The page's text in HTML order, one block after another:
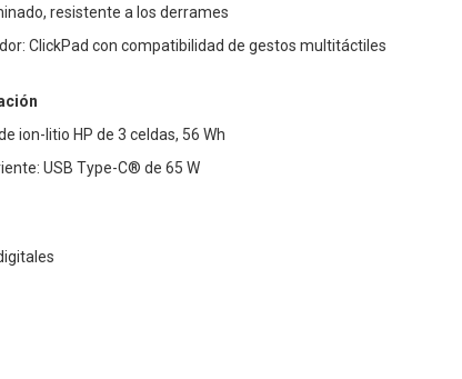
resistente a los derrames
ClickPad con compatibilidad de gestos multitáctiles
ion-litio HP de 3 celdas, 56 Wh
USB Type-C® de 65 W